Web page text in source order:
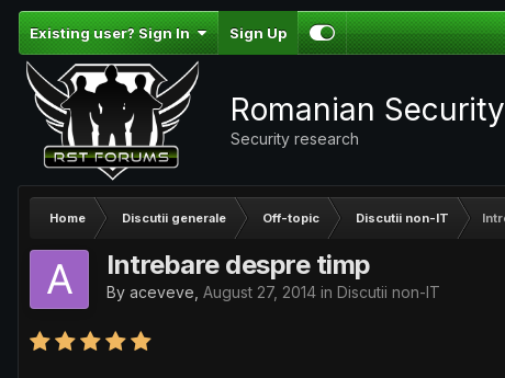
Existing user? Sign In Sign Up
Romanian
Security research
Home Discutii generale Off-topic Discutii non-IT
Intrebare despre timp
By aceveve August 27, 2014 in Discutii non-IT